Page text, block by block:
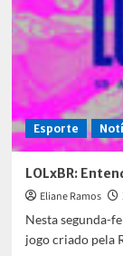
presidente
do
LOL
Esporte
LOLxBR:
Eliane Ramos
Nesta segunda-
jogo criado pela